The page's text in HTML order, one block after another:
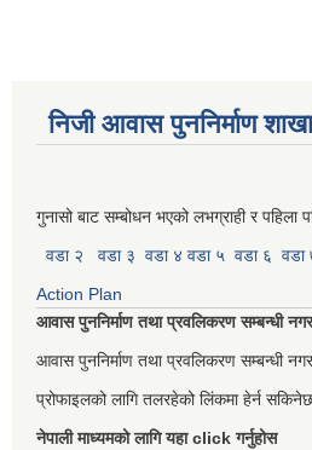
निजी आवास पुननिर्माण शाखा
गुनासो बाट सम्बोधन भएको लभग्राही र पहिला
वडा २
वडा ३ वडा ४ वडा ५ वडा ६ वडा
Action Plan
आवास पुननिर्माण तथा प्रवलिकरण सम्बन्धी
आवास पुननिर्माण तथा प्रवलिकरण सम्बन्धी
प्रोफाइलको लागि तलरहेको लिंकमा हेर्न
नेपाली माध्यमको लागि यहा click गर्नुहोस